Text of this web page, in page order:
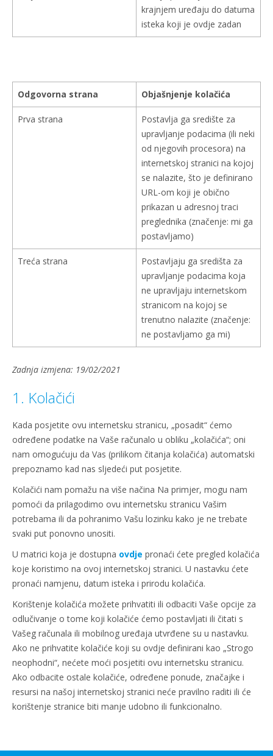
Zadnja izmjena: 19/02/2021
1. Kolačići
Kada posjetite ovu internetsku stranicu, „posadit“ ćemo
određene podatke na Vaše računalo u obliku „kolačića“; oni
nam omogućuju da Vas (prilikom čitanja kolačića) automatski
prepoznamo kad nas sljedeći put posjetite.
Kolačići nam pomažu na više načina Na primjer, mogu nam
pomoći da prilagodimo ovu internetsku stranicu Vašim
potrebama ili da pohranimo Vašu lozinku kako je ne trebate
svaki put ponovno unositi.
U matrici koja je dostupna ovdje pronaći ćete pregled kolačića
koje koristimo na ovoj internetskoj stranici. U nastavku ćete
pronaći namjenu, datum isteka i prirodu kolačića.
Korištenje kolačića možete prihvatiti ili odbaciti Vaše opcije za
odlučivanje o tome koji kolačiće ćemo postavljati ili čitati s
Vašeg računala ili mobilnog uređaja utvrđene su u nastavku.
Ako ne prihvatite kolačiće koji su ovdje definirani kao „Strogo
neophodni“, nećete moći posjetiti ovu internetsku stranicu.
Ako odbacite ostale kolačiće, određene ponude, značajke i
resursi na našoj internetskoj stranici neće pravilno raditi ili će
korištenje stranice biti manje udobno ili funkcionalno.
krajnjem uređaju do datuma
isteka koji je ovdje zadan
Odgovorna strana Objašnjenje kolačića
Prva strana
Postavlja ga središte za
upravljanje podacima (ili neki
od njegovih procesora) na
internetskoj stranici na kojoj
se nalazite, što je definirano
URL-om koji je obično
prikazan u adresnoj traci
preglednika (značenje: mi ga
postavljamo)
Treća strana
Postavljaju ga središta za
upravljanje podacima koja
ne upravljaju internetskom
stranicom na kojoj se
trenutno nalazite (značenje:
ne postavljamo ga mi)